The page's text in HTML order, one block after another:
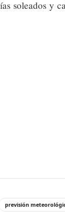
soleados y
previsión